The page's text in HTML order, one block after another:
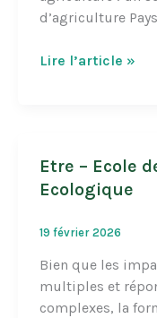
d’agriculture
EFEA
Lire l’article »
Etre – Ecole
Ecologique
19 février 2026
Bien que les
multiples et
complexes, la